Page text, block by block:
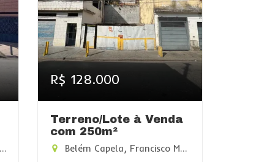
R$ 128.000
Terreno/Lote à Venda
com 250m²
Belém Capela, Francisco Morato-SP